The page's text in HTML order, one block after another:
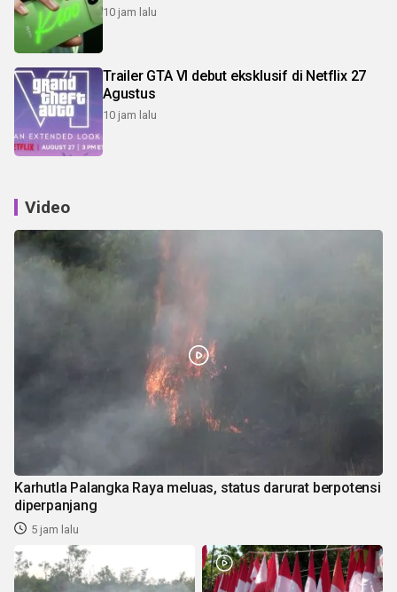
10 jam lalu
Trailer GTA VI debut eksklusif di Netflix 27
Agustus
10 jam lalu
Video
Karhutla Palangka Raya meluas, status darurat berpotensi
diperpanjang
5 jam lalu